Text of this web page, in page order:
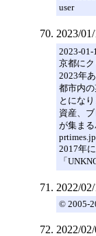
user
2023/
2023-01-
京都に
2023年
都市内
とにな
資産、
が集まる
prtimes.jp
2017年
「
2022/
© 2005-
2022/